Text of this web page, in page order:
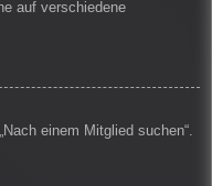
auf verschiedene
einem Mitglied suchen“.